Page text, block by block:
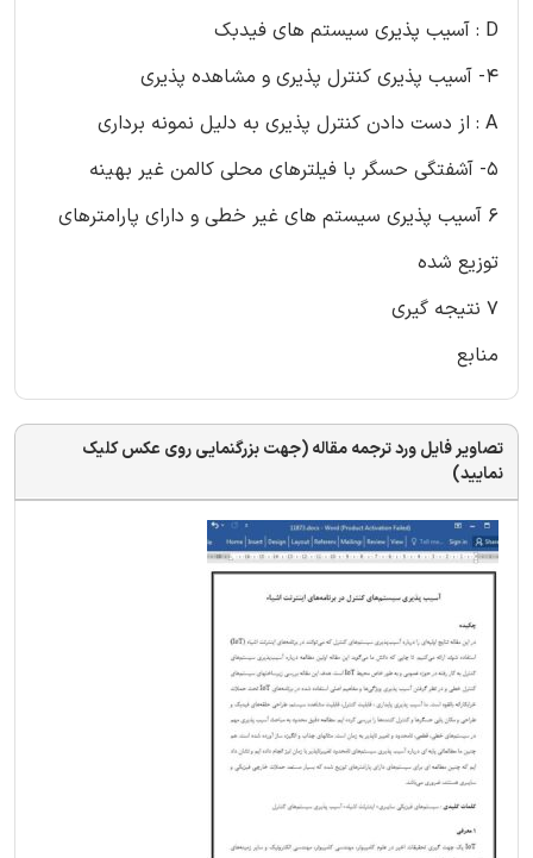
D : آسیب پذیری سیستم های فیدبک
4- آسیب پذیری کنترل پذیری و مشاهده پذیری
A : از دست دادن کنترل پذیری به دلیل نمونه برداری
5- آشفتگی حسگر با فیلترهای محلی کالمن غیر بهینه
6 آسیب پذیری سیستم های غیر خطی و دارای پارامترهای
توزیع شده
7 نتیجه گیری
منابع
تصاویر فایل ورد ترجمه مقاله (جهت بزرگنمایی روی عکس کلیک
نمایید)